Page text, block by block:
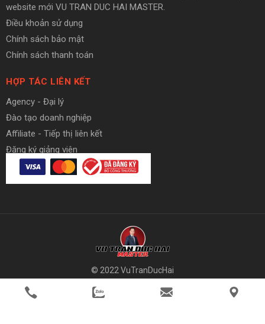
website mới VU TRAN DUC HAI MASTER.
Điều khoản sử dụng
Chính sách bảo mật
Chính sách thanh toán
HỢP TÁC LIÊN KẾT
Agency - Đại lý
Đào tạo doanh nghiệp
Affiliate - Tiếp thị liên kết
Đăng ký giảng viên
© 2022 VuTranDucHai